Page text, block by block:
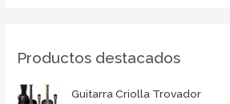
Productos destacados
Guitarra Criolla Trovador